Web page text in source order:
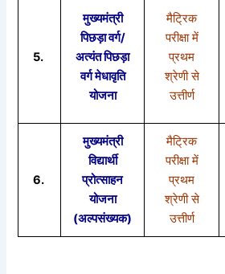
5.
मुख्यमंत्री
पिछड़ा वर्ग/
अत्यंत पिछड़ा
वर्ग मेधावृति
योजना
मैट्रिक
परीक्षा में
प्रथम
श्रेणी से
उत्तीर्ण
6.
मुख्यमंत्री
विद्यार्थी
प्रोत्साहन
योजना
(अल्पसंख्यक)
मैट्रिक
परीक्षा में
प्रथम
श्रेणी से
उत्तीर्ण